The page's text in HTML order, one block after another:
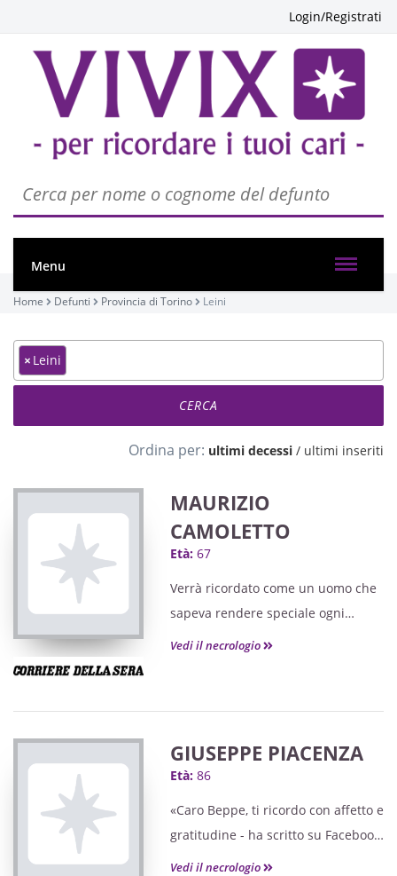
Login/Registrati
Menu
Home Defunti Provincia di Torino Leini
× Leini
Ordina per: ultimi decessi / ultimi inseriti
MAURIZIO
CAMOLETTO
Età: 67
Verrà ricordato come un uomo che
sapeva rendere speciale ogni
momento.
Vedi il necrologio
GIUSEPPE PIACENZA
Età: 86
«Caro Beppe, ti ricordo con affetto e
gratitudine - ha scritto su Facebook
Giampaolo Muliari, direttore del
Vedi il necrologio